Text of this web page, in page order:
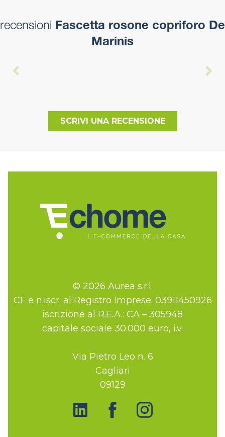
recensioni Fascetta rosone copriforo De
Marinis
SCRIVI UNA RECENSIONE
© 2026 Aurea s.r.l.
CF e n.iscr. al Registro Imprese: 03911450926
iscrizione al R.E.A.: CA – 305948
capitale sociale 30.000 euro, i.v.
Via Pietro Leo n. 6
Cagliari
09129